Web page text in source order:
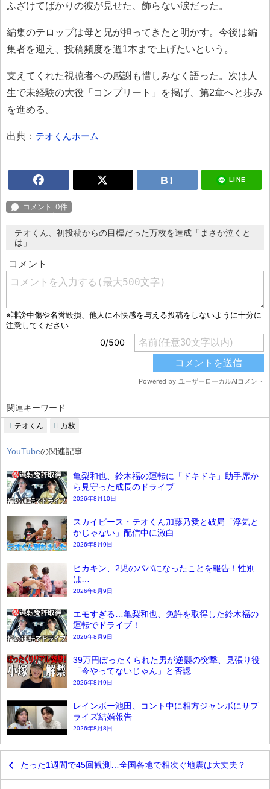
ふざけてばかりの彼が見せた、飾らない涙だった。
編集のテロップは母と兄が担ってきたと明かす。今後は編
集者を迎え、投稿頻度を週1本まで上げたいという。
支えてくれた視聴者への感謝も惜しみなく語った。次は人
生で未経験の大役「コンプリート」を掲げ、第2章へと歩み
を進める。
出典： テオくんホーム
LINE
テオくん、初投稿からの目標だった万枚を達成「まさか泣くと
は」
関連キーワード
テオくん 万枚
YouTubeの関連記事
亀梨和也、鈴木福の運転に「ドキドキ」助手席か
ら見守った成長のドライブ
2026年8月10日
スカイピース・テオくん加藤乃愛と破局「浮気と
かじゃない」配信中に激白
2026年8月9日
ヒカキン、2児のパパになったことを報告！性別
は…
2026年8月9日
エモすぎる…亀梨和也、免許を取得した鈴木福の
運転でドライブ！
2026年8月9日
39万円ぼったくられた男が逆襲の突撃、見張り役
「今やってないじゃん」と否認
2026年8月9日
レインボー池田、コント中に相方ジャンボにサプ
ライズ結婚報告
2026年8月8日
たった1週間で45回観測…全国各地で相次ぐ地震は大丈夫？